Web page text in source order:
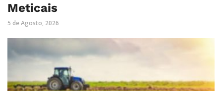
Meticais
5 de Agosto, 2026